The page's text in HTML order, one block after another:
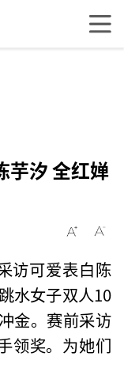
芋汐 全红婵
访可爱表白陈
水女子双人10
金。赛前采访
领奖。为她们